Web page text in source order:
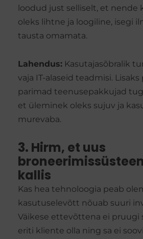
loodud just selliselt, et nende
oleks lihtne ja loogiline, isegi
tausta omamata.
Lahendus: Kasutajasõbralik
vaja IT-alaseid teadmisi. Lisaks
parimad teenusepakkujad
et üleminek oleks sujuv ja
murevaba.
3. Hirm, et uus
kallis
Kas hea tehnoloogia peab
kasutuselevõtt nõuab suuri
Väikese ettevõttena ei pruugi
eriti kliente olla ning sa ei